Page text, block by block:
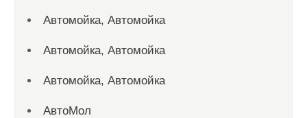
Автомойка, Автомойка
Автомойка, Автомойка
Автомойка, Автомойка
АвтоМол